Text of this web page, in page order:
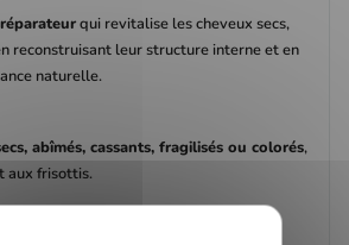
qui revitalise les cheveux secs,
reconstruisant leur structure interne et en
naturelle.
abîmés, cassants, fragilisés ou colorés,
aux frisottis.